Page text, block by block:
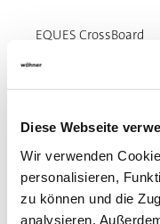
Diese Webseite
Wir verwenden
personalisieren,
zu können und die
analysieren.
EQUES CrossBoard
Phase L2, 1 feste
mm²)
Mehr